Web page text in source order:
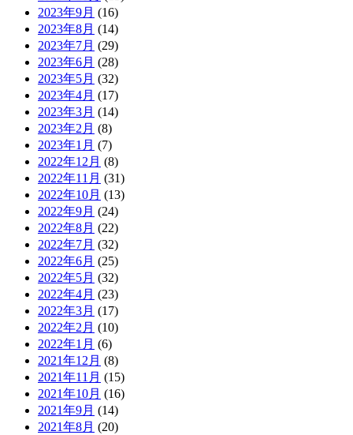
2023年9月 (16)
2023年8月 (14)
2023年7月 (29)
2023年6月 (28)
2023年5月 (32)
2023年4月 (17)
2023年3月 (14)
2023年2月 (8)
2023年1月 (7)
2022年12月 (8)
2022年11月 (31)
2022年10月 (13)
2022年9月 (24)
2022年8月 (22)
2022年7月 (32)
2022年6月 (25)
2022年5月 (32)
2022年4月 (23)
2022年3月 (17)
2022年2月 (10)
2022年1月 (6)
2021年12月 (8)
2021年11月 (15)
2021年10月 (16)
2021年9月 (14)
2021年8月 (20)